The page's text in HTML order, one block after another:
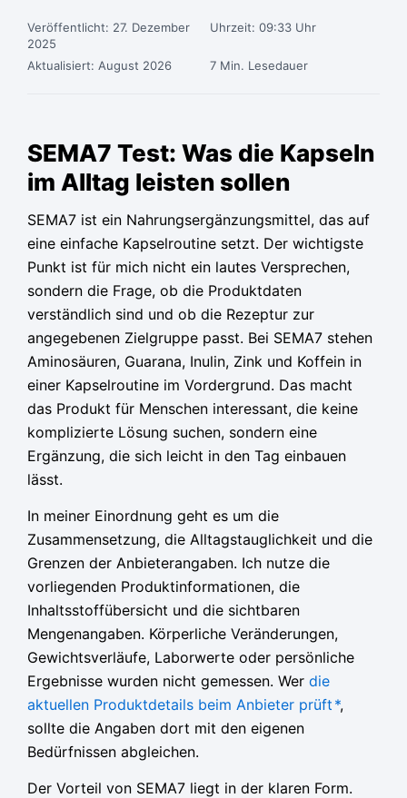
Veröffentlicht: 27. Dezember
2025
Uhrzeit: 09:33 Uhr
Aktualisiert: August 2026 7 Min. Lesedauer
SEMA7 Test: Was die Kapseln
im Alltag leisten sollen
SEMA7 ist ein Nahrungsergänzungsmittel, das auf
eine einfache Kapselroutine setzt. Der wichtigste
Punkt ist für mich nicht ein lautes Versprechen,
sondern die Frage, ob die Produktdaten
verständlich sind und ob die Rezeptur zur
angegebenen Zielgruppe passt. Bei SEMA7 stehen
Aminosäuren, Guarana, Inulin, Zink und Koffein in
einer Kapselroutine im Vordergrund. Das macht
das Produkt für Menschen interessant, die keine
komplizierte Lösung suchen, sondern eine
Ergänzung, die sich leicht in den Tag einbauen
lässt.
In meiner Einordnung geht es um die
Zusammensetzung, die Alltagstauglichkeit und die
Grenzen der Anbieterangaben. Ich nutze die
vorliegenden Produktinformationen, die
Inhaltsstoffübersicht und die sichtbaren
Mengenangaben. Körperliche Veränderungen,
Gewichtsverläufe, Laborwerte oder persönliche
Ergebnisse wurden nicht gemessen. Wer die
aktuellen Produktdetails beim Anbieter prüft *,
sollte die Angaben dort mit den eigenen
Bedürfnissen abgleichen.
Der Vorteil von SEMA7 liegt in der klaren Form.
Preis
war:
79,95 €
Preis
ist:
36,65 €.
Preis
war:
79,95 €
Preis
ist:
36,65 €.
Preis
war:
79,95 €
Preis
ist:
36,65 €.